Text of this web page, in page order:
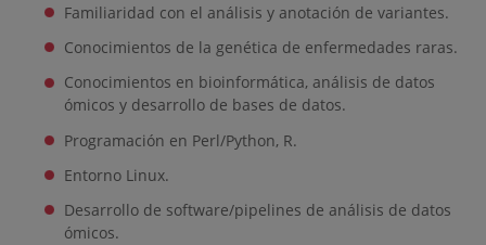
Familiaridad con el análisis y anotación de variantes.
Conocimientos de la genética de enfermedades raras.
Conocimientos en bioinformática, análisis de datos
ómicos y desarrollo de bases de datos.
Programación en Perl/Python, R.
Entorno Linux.
Desarrollo de software/pipelines de análisis de datos
ómicos.